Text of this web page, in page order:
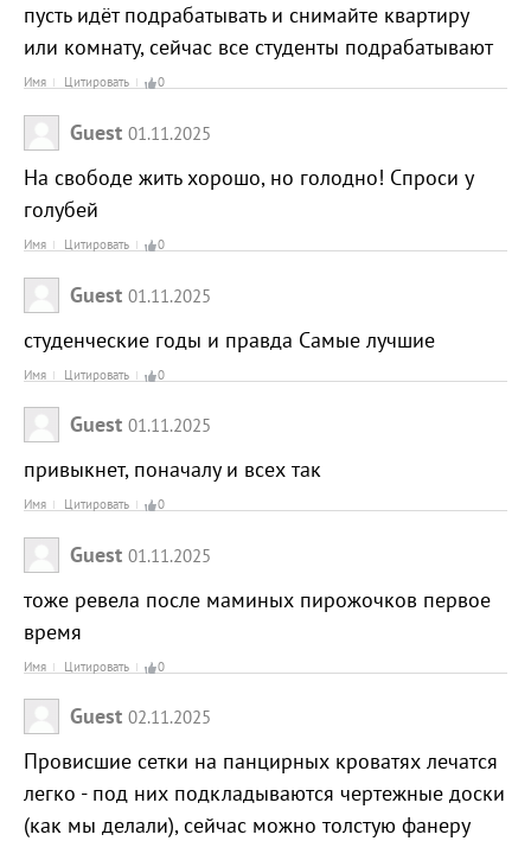
пусть идёт подрабатывать и снимайте квартиру
или комнату, сейчас все студенты подрабатывают
Имя Цитировать 0
Guest 01.11.2025
На свободе жить хорошо, но голодно! Спроси у
голубей
Имя Цитировать 0
Guest 01.11.2025
студенческие годы и правда Самые лучшие
Имя Цитировать 0
Guest 01.11.2025
привыкнет, поначалу и всех так
Имя Цитировать 0
Guest 01.11.2025
тоже ревела после маминых пирожочков первое
время
Имя Цитировать 0
Guest 02.11.2025
Провисшие сетки на панцирных кроватях лечатся
легко - под них подкладываются чертежные доски
(как мы делали), сейчас можно толстую фанеру